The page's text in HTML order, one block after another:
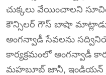
చుక్కలు వేయించాలని
కౌన్సిలర్ గౌస్ బాషా
అంగన్వాడీ సేవలను
కార్యక్రమంలో అంగన్వాడీ
మహబూబ్ జానీ, ఇండియన్